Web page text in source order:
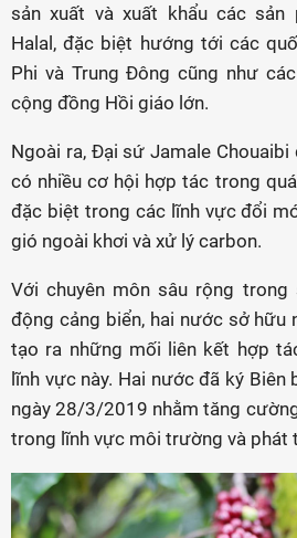
sản xuất và xuất khẩu các sản
Halal, đặc biệt hướng tới các
Phi và Trung Đông cũng như
cộng đồng Hồi giáo lớn.
Ngoài ra, Đại sứ Jamale
có nhiều cơ hội hợp tác trong
đặc biệt trong các lĩnh vực đổi
gió ngoài khơi và xử lý carbon.
Với chuyên môn sâu rộng trong
động cảng biển, hai nước sở hữu
tạo ra những mối liên kết hợp
lĩnh vực này. Hai nước đã ký Biên
ngày 28/3/2019 nhằm tăng
trong lĩnh vực môi trường và phát